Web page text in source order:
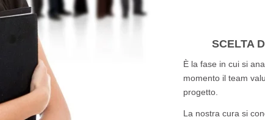
SCELTA
È la fase in cui si
momento il team
progetto.
La nostra cura si